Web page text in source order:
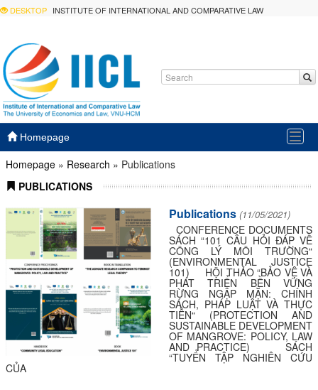
DESKTOP INSTITUTE OF INTERNATIONAL AND COMPARATIVE LAW
Homepage
Homepage » Research » Publications
PUBLICATIONS
Publications (11/05/2021)
CONFERENCE DOCUMENTS
SÁCH “101 CÂU HỎI ĐÁP VỀ
CÔNG LÝ MÔI TRƯỜNG“
(ENVIRONMENTAL JUSTICE
101) HỘI THẢO “BẢO VỆ VÀ
PHÁT TRIỂN BỀN VỮNG
RỪNG NGẬP MẶN: CHÍNH
SÁCH, PHÁP LUẬT VÀ THỰC
TIỄN“ (PROTECTION AND
SUSTAINABLE DEVELOPMENT
OF MANGROVE: POLICY, LAW
AND PRACTICE) SÁCH
“TUYỂN TẬP NGHIÊN CỨU
CỦA